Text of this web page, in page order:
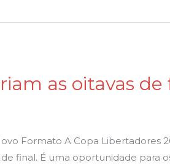
as oitavas de
Formato A Copa Libertadores
final. É uma oportunidade para